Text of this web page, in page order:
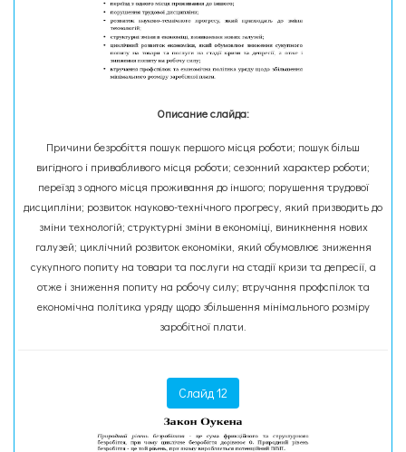
Описание слайда:
Причини безробіття пошук першого місця роботи; пошук більш
вигідного і привабливого місця роботи; сезонний характер роботи;
переїзд з одного місця проживання до іншого; порушення трудової
дисципліни; розвиток науково-технічного прогресу, який призводить до
зміни технологій; структурні зміни в економіці, виникнення нових
галузей; циклічний розвиток економіки, який обумовлює зниження
сукупного попиту на товари та послуги на стадії кризи та депресії, а
отже і зниження попиту на робочу силу; втручання профспілок та
економічна політика уряду щодо збільшення мінімального розміру
заробітної плати.
Слайд 12